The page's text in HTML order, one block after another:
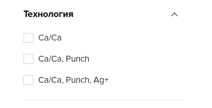
Технология
Ca/Ca
Ca/Ca, Punch
Ca/Ca, Punch, Ag+